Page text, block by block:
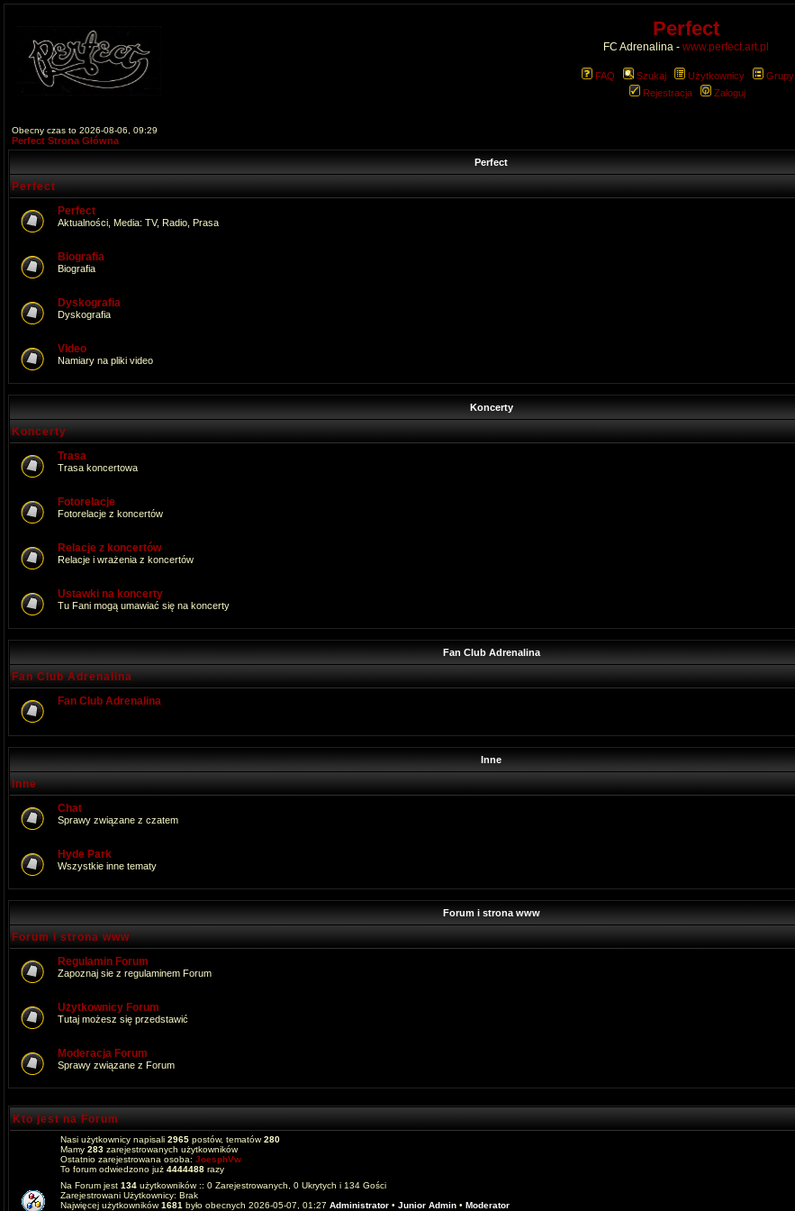
Perfect
FC Adrenalina - www.perfect.art.pl
FAQ Szukaj Użytkownicy
Grupy
Rejestracja
Zaloguj
Obecny czas to 2026-08-06, 09:29
Perfect Strona Główna
Perfect
Perfect
Perfect
Aktualności, Media: TV, Radio, Prasa
Biografia
Biografia
Dyskografia
Dyskografia
Video
Namiary na pliki video
Koncerty
Koncerty
Trasa
Trasa koncertowa
Fotorelacje
Fotorelacje z koncertów
Relacje z koncertów
Relacje i wrażenia z koncertów
Ustawki na koncerty
Tu Fani mogą umawiać się na koncerty
Fan Club Adrenalina
Fan Club Adrenalina
Fan Club Adrenalina
Inne
Inne
Chat
Sprawy związane z czatem
Hyde Park
Wszystkie inne tematy
Forum i strona www
Forum i strona www
Regulamin Forum
Zapoznaj sie z regulaminem Forum
Użytkownicy Forum
Tutaj możesz się przedstawić
Moderacja Forum
Sprawy związane z Forum
Kto jest na Forum
Nasi użytkownicy napisali 2965 postów, tematów280
Mamy 283 zarejestrowanych użytkowników
Ostatnio zarejestrowana osoba: JoesphVw
To forum odwiedzono już 4444488 razy
Na Forum jest 134 użytkowników :: 0 Zarejestrowanych, 0 Ukrytych i 134 Gości
Zarejestrowani Użytkownicy: Brak
Najwięcej użytkowników1681 było obecnych 2026-05-07, 01:27 Administrator • Junior Admin • Moderator